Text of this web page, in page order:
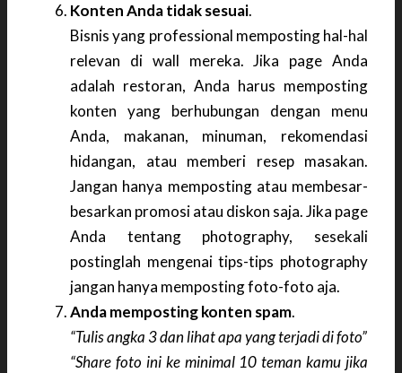
Konten Anda tidak sesuai.
Bisnis yang professional memposting hal-hal
relevan di wall mereka. Jika page Anda
adalah restoran, Anda harus memposting
konten yang berhubungan dengan menu
Anda, makanan, minuman, rekomendasi
hidangan, atau memberi resep masakan.
Jangan hanya memposting atau membesar-
besarkan promosi atau diskon saja. Jika page
Anda tentang photography, sesekali
postinglah mengenai tips-tips photography
jangan hanya memposting foto-foto aja.
Anda memposting konten spam.
“Tulis angka 3 dan lihat apa yang terjadi di foto”
“Share foto ini ke minimal 10 teman kamu jika